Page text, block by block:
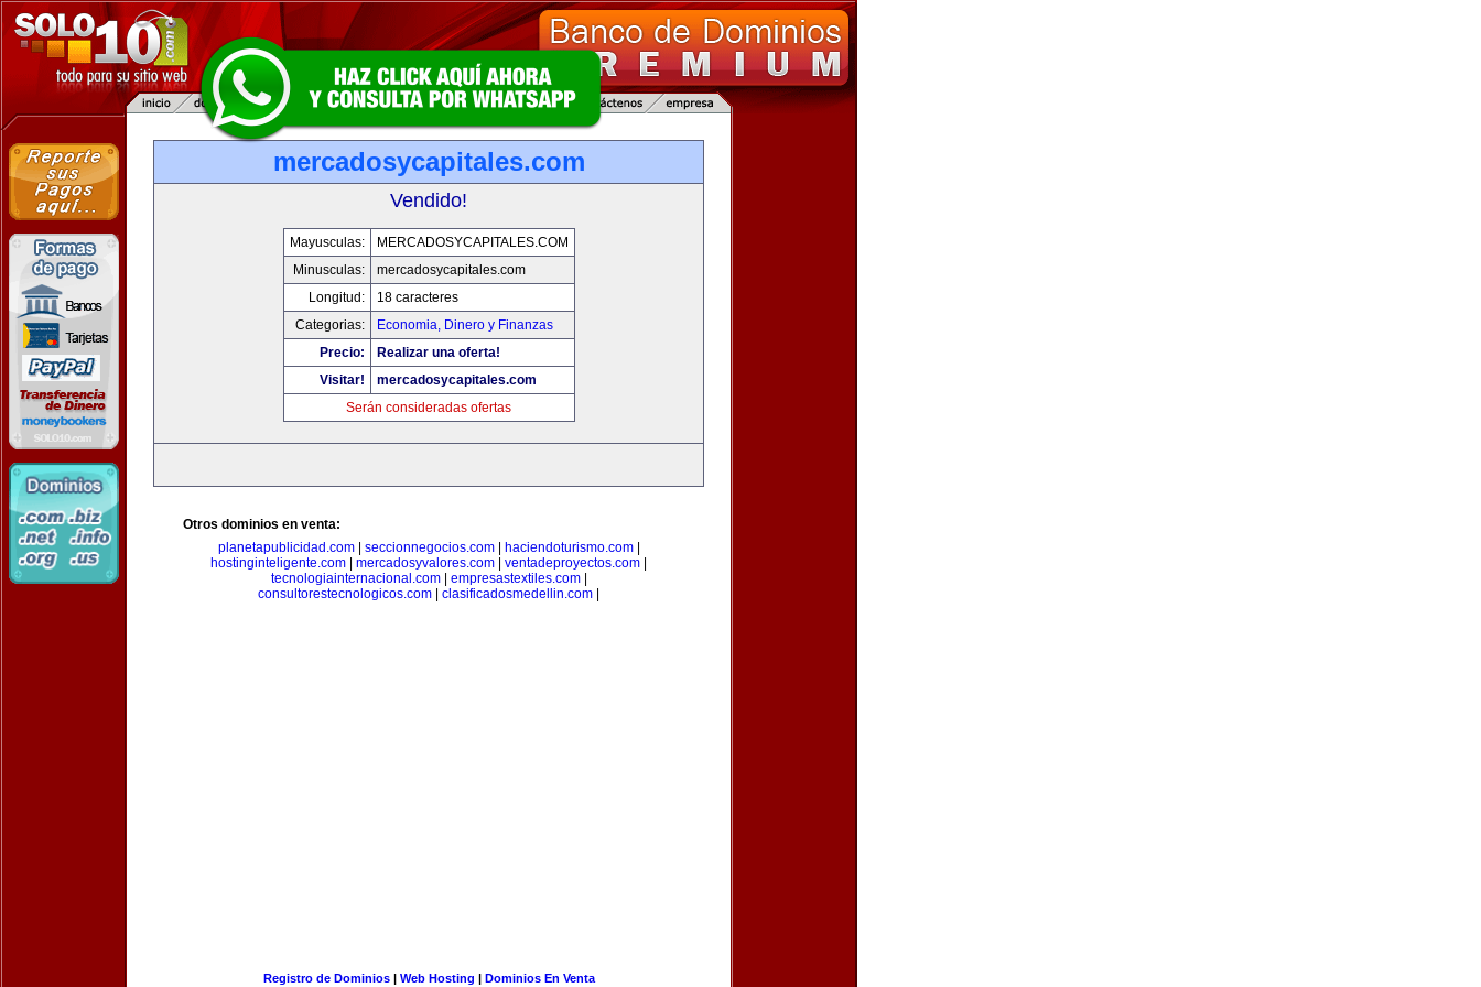
mercadosycapitales.com
Vendido!
Mayusculas:
MERCADOSYCAPITALES.COM
Minusculas:
mercadosycapitales.com
Longitud:
18 caracteres
Categorias:
Economia, Dinero y Finanzas
Precio:
Realizar una oferta!
Visitar!
mercadosycapitales.com
Serán consideradas ofertas
Otros dominios en venta:
planetapublicidad.com| seccionnegocios.com| haciendoturismo.com|
hostinginteligente.com
mercadosyvalores.com ventadeproyectos.com
tecnologiainternacional.com| empresastextiles.com|
consultorestecnologicos.com
clasificadosmedellin.com
Registro de Dominios| Web Hosting | Dominios En Venta